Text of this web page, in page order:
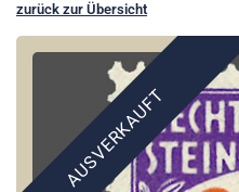
zurück zur Übersicht
AUSVERKAUFT